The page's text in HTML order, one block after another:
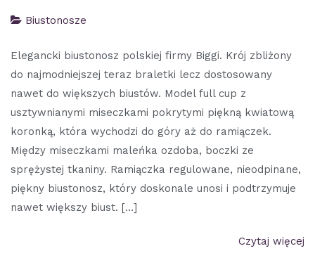
Biustonosze
Elegancki biustonosz polskiej firmy Biggi. Krój zbliżony
do najmodniejszej teraz braletki lecz dostosowany
nawet do większych biustów. Model full cup z
usztywnianymi miseczkami pokrytymi piękną kwiatową
koronką, która wychodzi do góry aż do ramiączek.
Między miseczkami maleńka ozdoba, boczki ze
sprężystej tkaniny. Ramiączka regulowane, nieodpinane,
piękny biustonosz, który doskonale unosi i podtrzymuje
nawet większy biust. […]
Czytaj więcej